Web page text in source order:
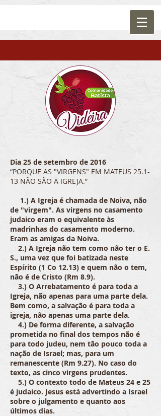
Dia 25 de setembro de 2016
“PORQUE AS "VIRGENS" EM MATEUS 25.1-
13 NÃO SÃO A IGREJA.”
1.) A Igreja é chamada de Noiva, não
de "virgem". As virgens no casamento
judaico eram o equivalente às
madrinhas do casamento moderno.
Eram as amigas da Noiva.
2.) A Igreja não tem como não ter o E.
S., uma vez que foi batizada neste
Espírito (1 Co 12.13) e quem não o tem,
não é de Cristo (Rm 8.9).
3.) O Arrebatamento é para toda a
Igreja, não apenas para uma parte dela.
Bem como, a salvação é para toda a
igreja, não apenas uma parte dela.
4.) De forma diferente, a salvação
prometida no final dos tempos não é
para todo judeu, nem tão pouco toda a
nação de Israel; mas, para um
remanescente (Rm 9.27). No caso do
texto, as cinco virgens prudentes.
5.) O contexto todo de Mateus 24 e 25
é judaico. Jesus está advertindo a Israel
sobre o julgamento e quanto aos
últimos dias.